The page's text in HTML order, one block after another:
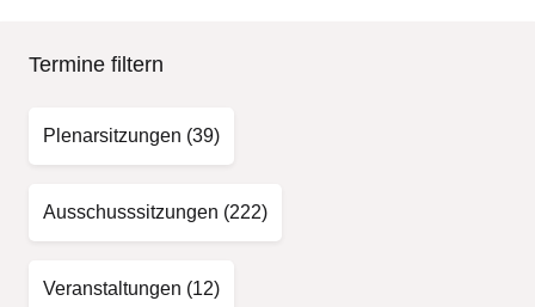
Termine filtern
Plenarsitzungen (39)
Ausschusssitzungen (222)
Veranstaltungen (12)